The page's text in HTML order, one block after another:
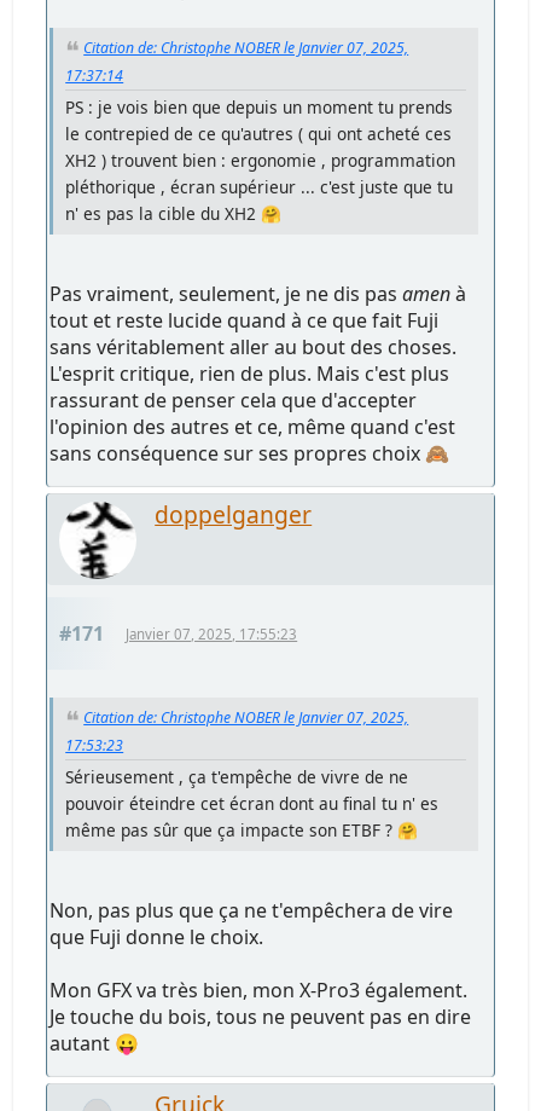
Citation de: Christophe NOBER le Janvier 07, 2025,
17:37:14
PS : je vois bien que depuis un moment tu prends
le contrepied de ce qu'autres ( qui ont acheté ces
XH2 ) trouvent bien : ergonomie , programmation
pléthorique , écran supérieur ... c'est juste que tu
n' es pas la cible du XH2 🤗
Pas vraiment, seulement, je ne dis pasamenà
tout et reste lucide quand à ce que fait Fuji
sans véritablement aller au bout des choses.
L'esprit critique, rien de plus. Mais c'est plus
rassurant de penser cela que d'accepter
l'opinion des autres et ce, même quand c'est
sans conséquence sur ses propres choix 🙈
doppelganger
#171 Janvier 07, 2025, 17:55:23
Citation de: Christophe NOBER le Janvier 07, 2025,
17:53:23
Sérieusement , ça t'empêche de vivre de ne
pouvoir éteindre cet écran dont au final tu n' es
même pas sûr que ça impacte son ETBF ? 🤗
Non, pas plus que ça ne t'empêchera de vire
que Fuji donne le choix.
Mon GFX va très bien, mon X-Pro3 également.
Je touche du bois, tous ne peuvent pas en dire
autant 😛
Gruick